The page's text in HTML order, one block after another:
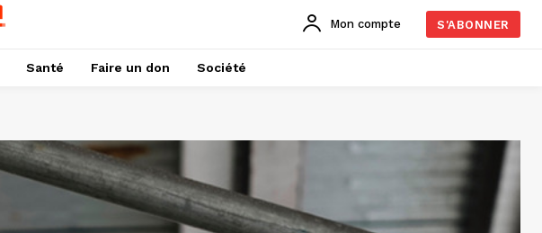
Mon compte S'ABONNER
Santé Faire un don Société